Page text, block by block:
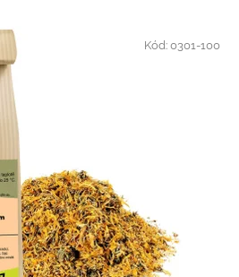
Kód:0301-100